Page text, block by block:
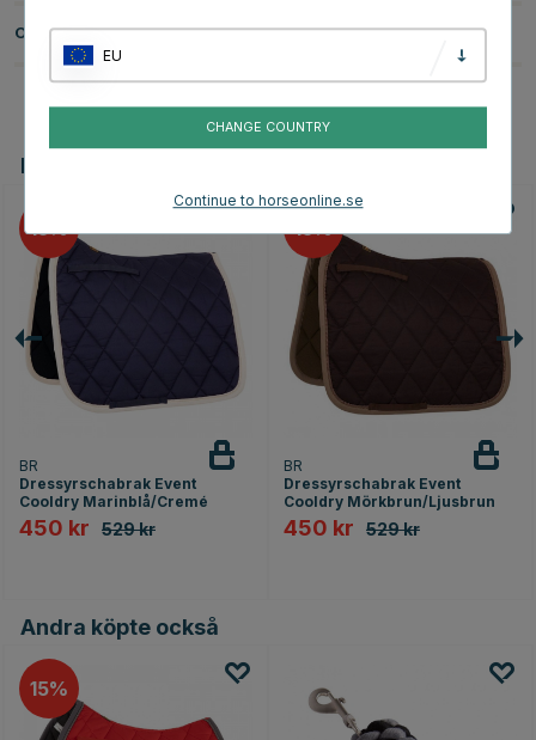
Omdömen
Du kanske även är intresserad av
15
BR
Dressyrschabrak Event
Cooldry Marinblå/Cremé
450 kr 529 kr
15
BR
Dressyrschabrak Event
Cooldry Mörkbrun/Ljusbrun
450 kr 529 kr
Andra köpte också
15
EU
CHANGE COUNTRY
Continue to horseonline.se